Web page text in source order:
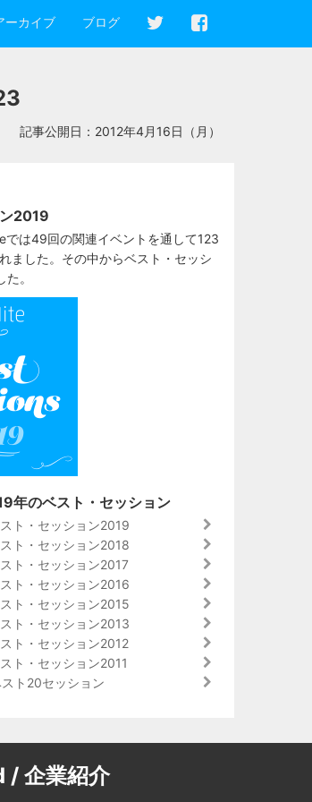
ーカイブ ブログ
記事公開日： 2012年4月16日（月）
2019
では49回の関連イベントを通して123
ました。その中からベスト・セッシ
。
年のベスト・セッション
ト・セッション2019
ト・セッション2018
ト・セッション2017
ト・セッション2016
ト・セッション2015
ト・セッション2013
ト・セッション2012
ト・セッション2011
ト20セッション
/ 企業紹介